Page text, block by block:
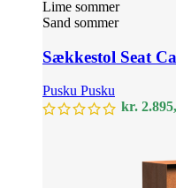
Lime sommer
Sand sommer
Sækkestol Seat
Pusku Pusku
kr.